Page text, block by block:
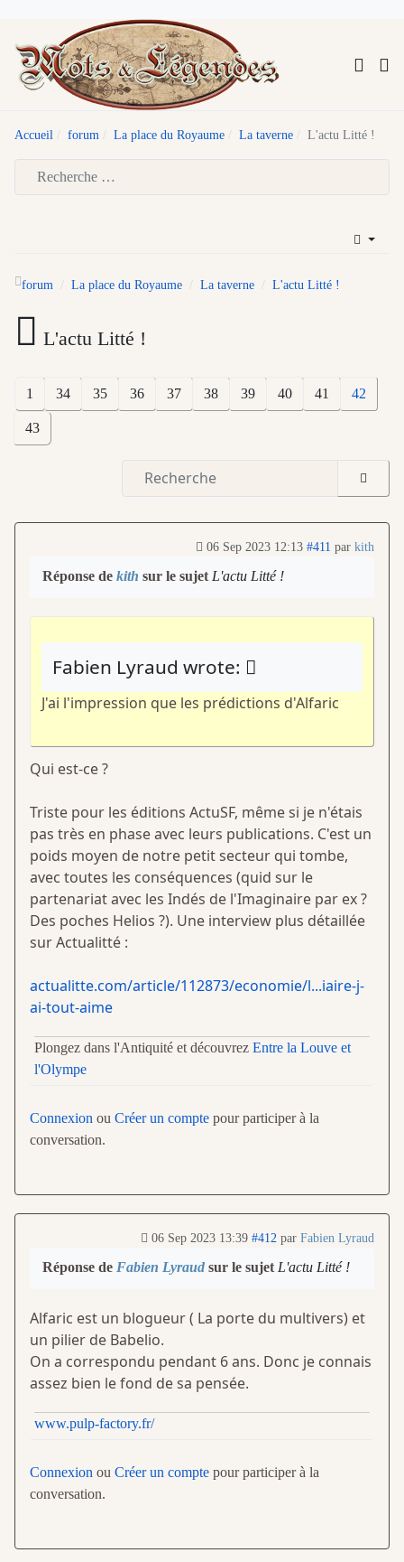
Accueil forum La place du Royaume La taverne L'actu Litté !
forum La place du Royaume La taverne L'actu Litté !
L'actu Litté !
1 34 35 36 37 38 39 40 41 42
43
06 Sep 2023 12:13 #411 par kith
Réponse de kith sur le sujet L'actu Litté !
Fabien Lyraud wrote:
J'ai l'impression que les prédictions d'Alfaric
Qui est-ce ?
Triste pour les éditions ActuSF, même si je n'étais
pas très en phase avec leurs publications. C'est un
poids moyen de notre petit secteur qui tombe,
avec toutes les conséquences (quid sur le
partenariat avec les Indés de l'Imaginaire par ex ?
Des poches Helios ?). Une interview plus détaillée
sur Actualitté :
actualitte.com/article/112873/economie/l...iaire-j-
ai-tout-aime
Plongez dans l'Antiquité et découvrez Entre la Louve et
l'Olympe
Connexion ou Créer un compte pour participer à la
conversation.
06 Sep 2023 13:39 #412 par Fabien Lyraud
Réponse de Fabien Lyraud sur le sujet L'actu Litté !
Alfaric est un blogueur ( La porte du multivers) et
un pilier de Babelio.
On a correspondu pendant 6 ans. Donc je connais
assez bien le fond de sa pensée.
www.pulp-factory.fr/
Connexion ou Créer un compte pour participer à la
conversation.